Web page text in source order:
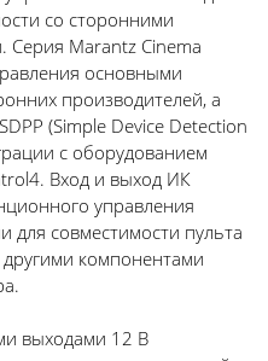
со сторонними
Marantz Cinema
основными
производителей, а
(Simple Device Detection
с оборудованием
Вход и выход ИК
управления
для совместимости пульта
компонентами
выходами 12 В